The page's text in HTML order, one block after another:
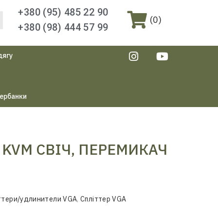
+380 (95) 485 22 90
+380 (98) 444 57 99
(0)
СВІЧ, ПЕРЕМИКАЧ
удлинители VGA,Спліттер VGA